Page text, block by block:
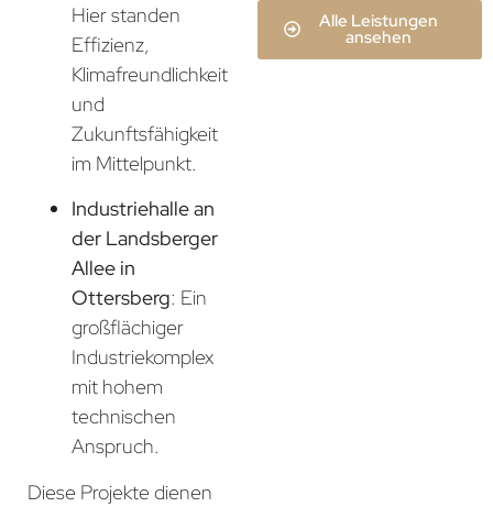
Hier standen
Effizienz,
Klimafreundlichkeit
und
Zukunftsfähigkeit
im Mittelpunkt.
Industriehalle an
der Landsberger
Allee in
Ottersberg: Ein
großflächiger
Industriekomplex
mit hohem
technischen
Anspruch.
Diese Projekte dienen
Alle Leistungen
ansehen